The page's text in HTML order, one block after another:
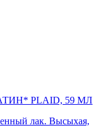
PLAID, 59 МЛ
лак. Высыхая,